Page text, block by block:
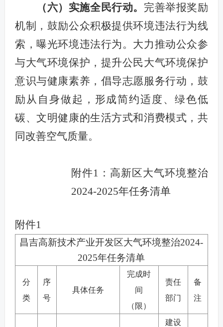
（六）实施全民行动。 完善举报奖励
机制，鼓励公众积极提供环境违法行为线
索，曝光环境违法行为。大力推动公众参
与大气环境保护，提升公民大气环境保护
意识与健康素养，倡导志愿服务行动，鼓
励从自身做起，形成简约适度、绿色低
碳、文明健康的生活方式和消费模式，共
同改善空气质量。
附件1：高新区大气环境整治
2024-2025年任务清单
附件1
昌吉高新技术产业开发区大气环境整治2024-
2025年任务清单
分
类
序
号
具体任务
完成时
间
（限）
责任
部门
备
注
建设